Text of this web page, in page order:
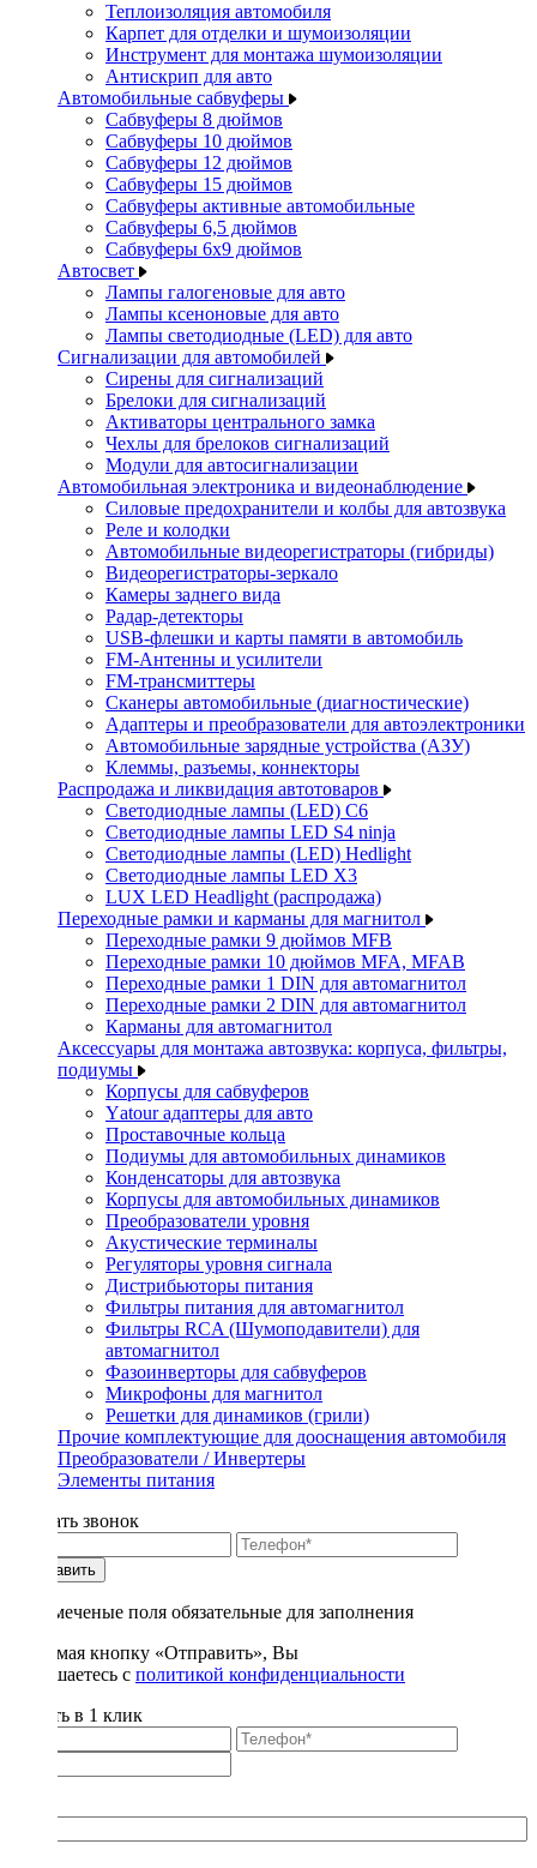
Теплоизоляция автомобиля
Карпет для отделки и шумоизоляции
Инструмент для монтажа шумоизоляции
Антискрип для авто
Автомобильные сабвуферы
Сабвуферы 8 дюймов
Сабвуферы 10 дюймов
Сабвуферы 12 дюймов
Сабвуферы 15 дюймов
Сабвуферы активные автомобильные
Сабвуферы 6,5 дюймов
Сабвуферы 6x9 дюймов
Автосвет
Лампы галогеновые для авто
Лампы ксеноновые для авто
Лампы светодиодные (LED) для авто
Сигнализации для автомобилей
Сирены для сигнализаций
Брелоки для сигнализаций
Активаторы центрального замка
Чехлы для брелоков сигнализаций
Модули для автосигнализации
Автомобильная электроника и видеонаблюдение
Силовые предохранители и колбы для автозвука
Реле и колодки
Автомобильные видеорегистраторы (гибриды)
Видеорегистраторы-зеркало
Камеры заднего вида
Радар-детекторы
USB-флешки и карты памяти в автомобиль
FM-Антенны и усилители
FM-трансмиттеры
Сканеры автомобильные (диагностические)
Адаптеры и преобразователи для автоэлектроники
Автомобильные зарядные устройства (АЗУ)
Клеммы, разъемы, коннекторы
Распродажа и ликвидация автотоваров
Светодиодные лампы (LED) C6
Светодиодные лампы LED S4 ninja
Светодиодные лампы (LED) Hedlight
Светодиодные лампы LED X3
LUX LED Headlight (распродажа)
Переходные рамки и карманы для магнитол
Переходные рамки 9 дюймов MFB
Переходные рамки 10 дюймов MFA, MFAB
Переходные рамки 1 DIN для автомагнитол
Переходные рамки 2 DIN для автомагнитол
Карманы для автомагнитол
Аксессуары для монтажа автозвука: корпуса, фильтры,
подиумы
Корпусы для сабвуферов
Yаtour адаптеры для авто
Проставочные кольца
Подиумы для автомобильных динамиков
Конденсаторы для автозвука
Корпусы для автомобильных динамиков
Преобразователи уровня
Акустические терминалы
Регуляторы уровня сигнала
Дистрибьюторы питания
Фильтры питания для автомагнитол
Фильтры RCA (Шумоподавители) для
автомагнитол
Фазоинверторы для сабвуферов
Микрофоны для магнитол
Решетки для динамиков (грили)
Прочие комплектующие для дооснащения автомобиля
Преобразователи / Инвертеры
Элементы питания
Заказать звонок
Отправить
* - отмеченые поля обязательные для заполнения
Нажимая кнопку «Отправить», Вы
соглашаетесь с политикой конфиденциальности
Купить в 1 клик